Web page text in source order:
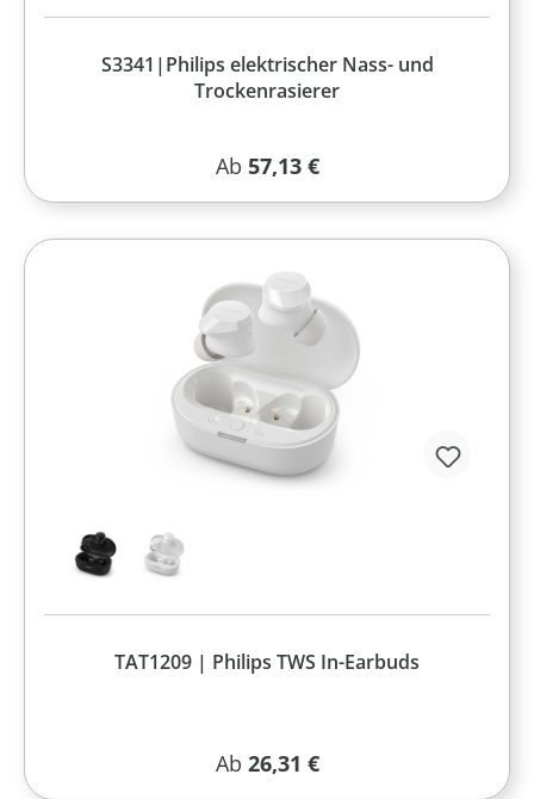
S3341|Philips elektrischer Nass- und
Trockenrasierer
Regulärer Preis:
Ab 57,13 €
TAT1209 | Philips TWS In-Earbuds
Regulärer Preis:
Ab 26,31 €